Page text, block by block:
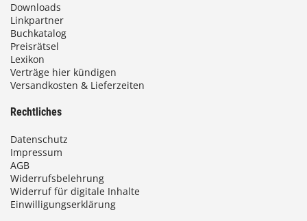
Downloads
Linkpartner
Buchkatalog
Preisrätsel
Lexikon
Verträge hier kündigen
Versandkosten & Lieferzeiten
Rechtliches
Datenschutz
Impressum
AGB
Widerrufsbelehrung
Widerruf für digitale Inhalte
Einwilligungserklärung